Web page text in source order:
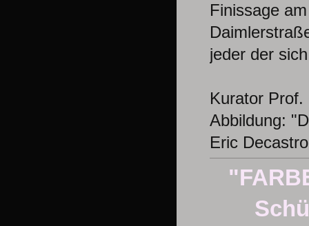
Finissage
jeder der
Kurator
Abbildung:
Eric